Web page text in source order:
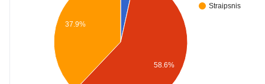
Straipsnis
37.9%
58.6%